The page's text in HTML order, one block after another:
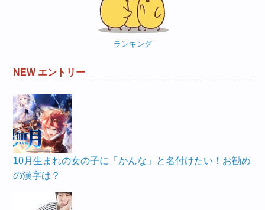
ランキング
NEW エントリー
10月生まれの女の子に「かんな」と名付けたい！お勧め
の漢字は？